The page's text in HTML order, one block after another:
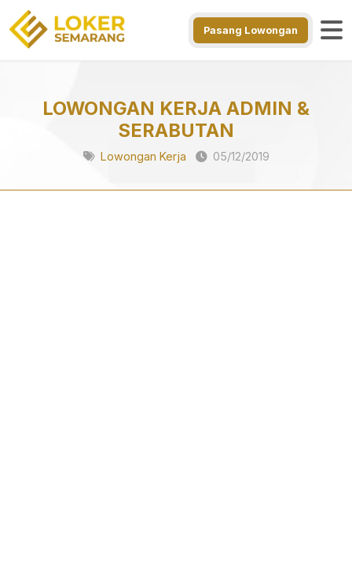
Pasang Lowongan
LOWONGAN KERJA ADMIN &
SERABUTAN
Lowongan Kerja 05/12/2019